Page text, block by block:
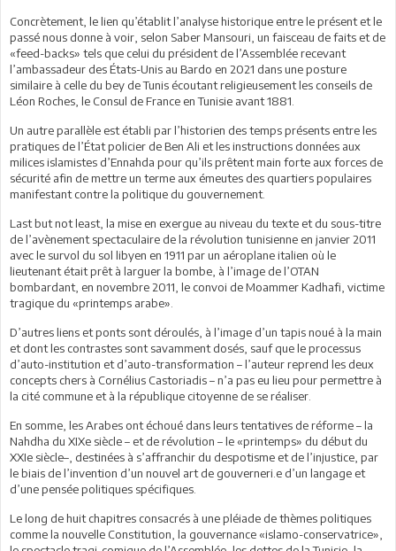
Concrètement, le lien qu’établit l’analyse historique entre le présent et le
passé nous donne à voir, selon Saber Mansouri, un faisceau de faits et de
«feed-backs» tels que celui du président de l’Assemblée recevant
l’ambassadeur des États-Unis au Bardo en 2021 dans une posture
similaire à celle du bey de Tunis écoutant religieusement les conseils de
Léon Roches, le Consul de France en Tunisie avant 1881.
Un autre parallèle est établi par l’historien des temps présents entre les
pratiques de l’État policier de Ben Ali et les instructions données aux
milices islamistes d’Ennahda pour qu’ils prêtent main forte aux forces de
sécurité afin de mettre un terme aux émeutes des quartiers populaires
manifestant contre la politique du gouvernement.
Last but not least, la mise en exergue au niveau du texte et du sous-titre
de l’avènement spectaculaire de la révolution tunisienne en janvier 2011
avec le survol du sol libyen en 1911 par un aéroplane italien où le
lieutenant était prêt à larguer la bombe, à l’image de l’OTAN
bombardant, en novembre 2011, le convoi de Moammer Kadhafi, victime
tragique du «printemps arabe».
D’autres liens et ponts sont déroulés, à l’image d’un tapis noué à la main
et dont les contrastes sont savamment dosés, sauf que le processus
d’auto-institution et d’auto-transformation – l’auteur reprend les deux
concepts chers à Cornélius Castoriadis – n’a pas eu lieu pour permettre à
la cité commune et à la république citoyenne de se réaliser.
En somme, les Arabes ont échoué dans leurs tentatives de réforme – la
Nahdha du XIXe siècle – et de révolution – le «printemps» du début du
XXIe siècle–, destinées à s’affranchir du despotisme et de l’injustice, par
le biais de l’invention d’un nouvel art de gouverneri.e d’un langage et
d’une pensée politiques spécifiques.
Le long de huit chapitres consacrés à une pléiade de thèmes politiques
comme la nouvelle Constitution, la gouvernance «islamo-conservatrice»,